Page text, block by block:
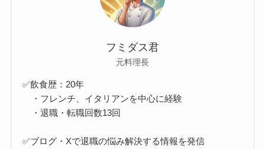
フミダス君
元料理長
✅飲食歴：20年
・フレンチ、イタリアンを中心に経験
・退職・転職回数13回
✅ブログ・Xで退職の悩み解決する情報を発信